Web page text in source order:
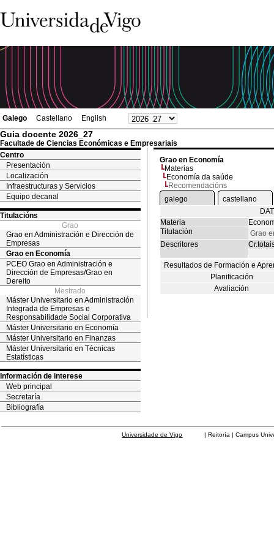
Galego Castellano English
Guia docente 2026_27
Facultade de Ciencias Económicas e Empresariais
Centro
Presentación
Localización
Infraestructuras y Servicios
Equipo decanal
Titulacións
Grao
Grao en Administración e Dirección de
Empresas
Grao en Economía
PCEO Grao en Administración e
Dirección de Empresas/Grao en
Dereito
Mestrado
Máster Universitario en Administración
Integrada de Empresas e
Responsabilidade Social Corporativa
Máster Universitario en Economía
Máster Universitario en Finanzas
Máster Universitario en Técnicas
Estatísticas
Información de interese
Web principal
Secretaría
Bibliografía
Grao en Economía
Materias
Economía da saúde
Recomendacións
galego
castellano
Materia
Titulación
Grao
Descritores
Resultados de Formación e
Planificación
Avaliación
Universidade de Vigo | Reitoría | Campus